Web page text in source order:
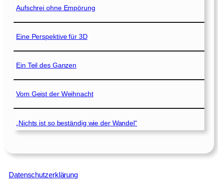
Aufschrei ohne Empörung
Eine Perspektive für 3D
Ein Teil des Ganzen
Vom Geist der Weihnacht
„Nichts ist so beständig wie der Wandel“
Datenschutzerklärung